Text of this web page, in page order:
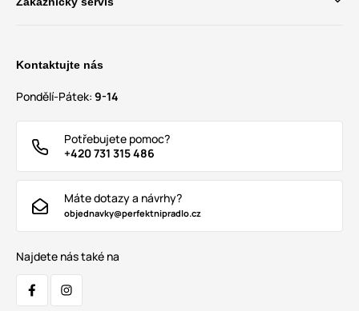
Kontaktujte nás
Pondělí-Pátek: 9-14
Potřebujete pomoc?
+420 731 315 486
Máte dotazy a návrhy?
objednavky@perfektnipradlo.cz
Najdete nás také na